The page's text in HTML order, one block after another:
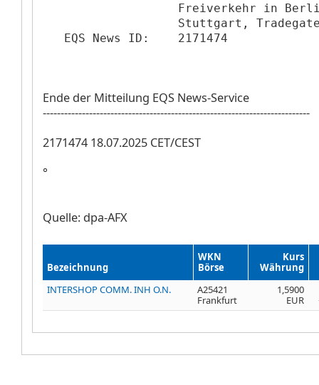
Freiverkehr in
Stuttgart,
   EQS News ID:    2171474
Ende der Mitteilung EQS News-Service
---------------------------------------------------------------------------
2171474 18.07.2025 CET/CEST
°
Quelle: dpa-AFX
Bezeichnung
WKN
Börse
Kurs
Währung
INTERSHOP COMM. INH O.N.
A25421
Frankfurt
1,5900
EUR